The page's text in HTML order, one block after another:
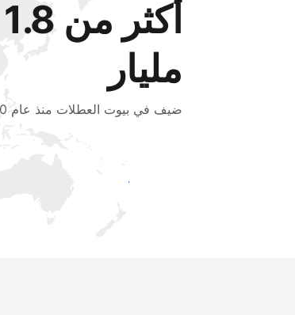
أكثر من 1.8
مليار
ضيف في بيوت العطلات منذ عام 2010.
اجذب ضيوف جدد اليوم